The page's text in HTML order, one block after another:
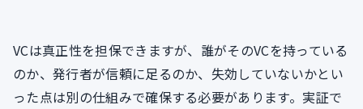
VCは真正性を担保できますが、誰がそのVCを持っている
のか、発行者が信頼に足るのか、失効していないかとい
った点は別の仕組みで確保する必要があります。実証で